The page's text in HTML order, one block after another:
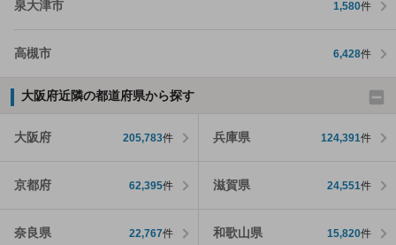
泉大津市 1,580件
高槻市 6,428件
大阪府近隣の都道府県から探す
大阪府 205,783件 兵庫県 124,391件
京都府 62,395件 滋賀県 24,551件
奈良県 22,767件 和歌山県 15,820件